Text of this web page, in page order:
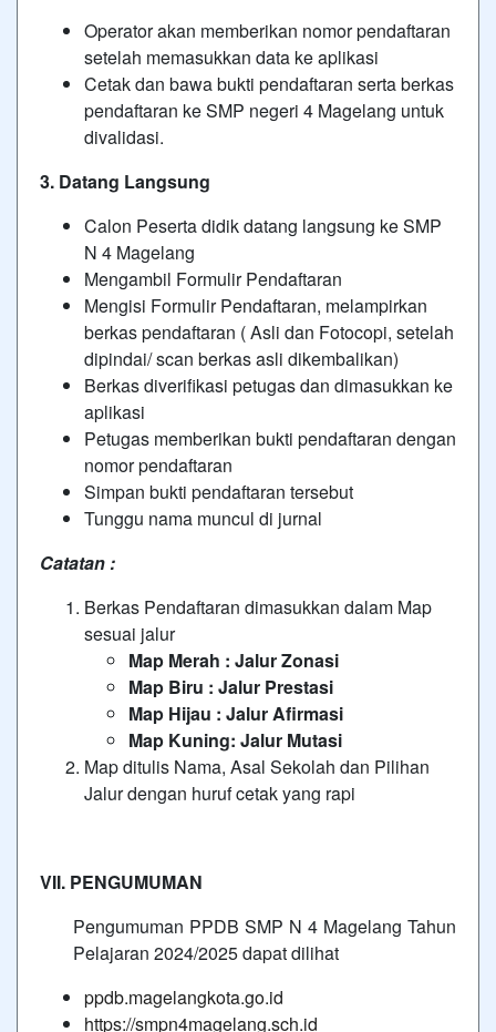
Operator akan memberikan nomor pendaftaran
setelah memasukkan data ke aplikasi
Cetak dan bawa bukti pendaftaran serta berkas
pendaftaran ke SMP negeri 4 Magelang untuk
divalidasi.
3. Datang Langsung
Calon Peserta didik datang langsung ke SMP
N 4 Magelang
Mengambil Formulir Pendaftaran
Mengisi Formulir Pendaftaran, melampirkan
berkas pendaftaran ( Asli dan Fotocopi, setelah
dipindai/ scan berkas asli dikembalikan)
Berkas diverifikasi petugas dan dimasukkan ke
aplikasi
Petugas memberikan bukti pendaftaran dengan
nomor pendaftaran
Simpan bukti pendaftaran tersebut
Tunggu nama muncul di jurnal
Catatan :
Berkas Pendaftaran dimasukkan dalam Map
sesuai jalur
Map Merah : Jalur Zonasi
Map Biru : Jalur Prestasi
Map Hijau : Jalur Afirmasi
Map Kuning: Jalur Mutasi
Map ditulis Nama, Asal Sekolah dan Pilihan
Jalur dengan huruf cetak yang rapi
VII. PENGUMUMAN
Pengumuman PPDB SMP N 4 Magelang Tahun
Pelajaran 2024/2025 dapat dilihat
ppdb.magelangkota.go.id
https://smpn4magelang.sch.id